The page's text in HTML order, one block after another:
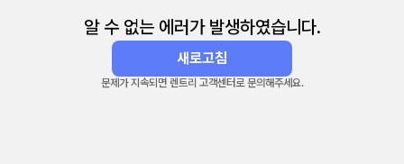
알 수 없는 에러가 발생하였습니다.
새로고침
문제가 지속되면 렌트리 고객센터로 문의해주세요.